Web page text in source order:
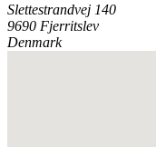
Slettestrandvej 140
9690 Fjerritslev
Denmark